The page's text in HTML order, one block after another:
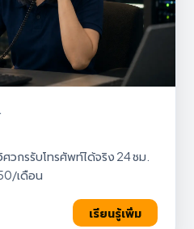
วกรรับโทรศัพท์ได้จริง 24 ชม.
เดือน
เรียนรู้เพิ่ม